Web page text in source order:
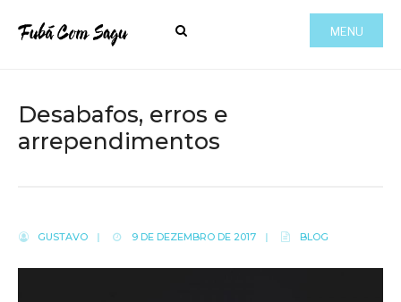
MENU
Desabafos, erros e
arrependimentos
GUSTAVO | 9 DE DEZEMBRO DE 2017 | BLOG